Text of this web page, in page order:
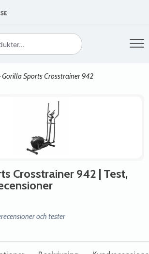
Gorilla Sports Crosstrainer 942
Crosstrainer 942 | Test,
och tester